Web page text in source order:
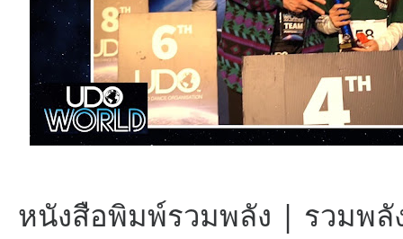
หนังสือพิมพ์รวมพลัง | รวมพลั